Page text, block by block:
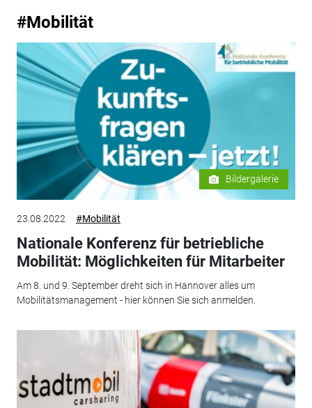
#Mobilität
Bildergalerie
23.08.2022 #Mobilität
Nationale Konferenz für betriebliche
Mobilität: Möglichkeiten für Mitarbeiter
Am 8. und 9. September dreht sich in Hannover alles um
Mobilitätsmanagement - hier können Sie sich anmelden.